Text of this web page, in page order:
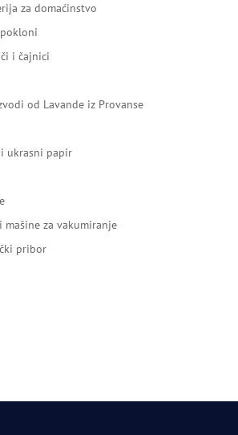
za domaćinstvo
i čajnici
od Lavande iz Provanse
ukrasni papir
mašine za vakumiranje
pribor